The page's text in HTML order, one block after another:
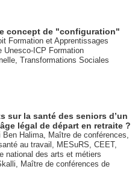
concept de "configuration"
Formation et Apprentissages
Unesco-ICP Formation
Transformations Sociales
sur la santé des seniors d’un
légal de départ en retraite ?
Ben Halima, Maître de conférences,
au travail, MESuRS, CEET,
national des arts et métiers
Maître de conférences de